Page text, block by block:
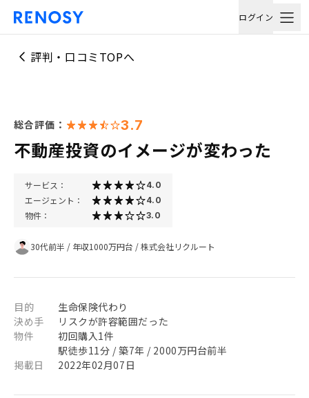
ログイン
評判・口コミTOPへ
総合評価： 3.7
不動産投資のイメージが変わった
サービス： 4.0
エージェント： 4.0
物件： 3.0
30代前半 / 年収1000万円台 /株式会社リクルート
目的
生命保険代わり
決め手
リスクが許容範囲だった
物件
初回購入1件
駅徒歩11分 / 築7年 / 2000万円台前半
掲載日
2022年02月07日